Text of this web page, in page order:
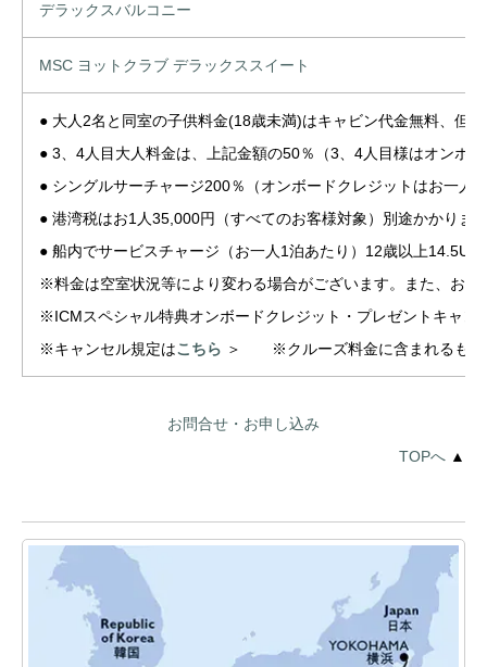
デラックスバルコニー
MSC ヨットクラブ デラックススイート
● 大人2名と同室の子供料金(18歳未満)はキャビン代金無料、但
● 3、4人目大人料金は、上記金額の50％（3、4人目様はオンボ
● シングルサーチャージ200％（オンボードクレジットはお一人
● 港湾税はお1人35,000円（すべてのお客様対象）別途かかりま
● 船内でサービスチャージ（お一人1泊あたり）12歳以上
※料金は空室状況等により変わる場合がございます。また、お
※ICMスペシャル特典オンボードクレジット・プレゼントキャ
※キャンセル規定はこちら ＞ ※クルーズ料金に含まれるもの
お問合せ・お申し込み
TOPへ ▲